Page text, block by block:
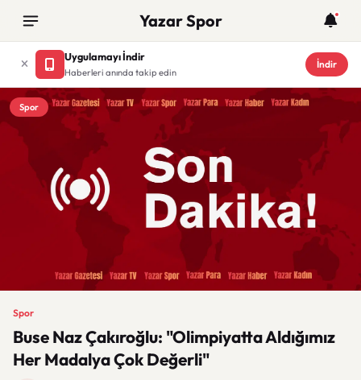
Yazar Spor
Uygulamayı İndir
Haberleri anında takip edin
İndir
Spor
Spor
Buse Naz Çakıroğlu: "Olimpiyatta Aldığımız
Her Madalya Çok Değerli"